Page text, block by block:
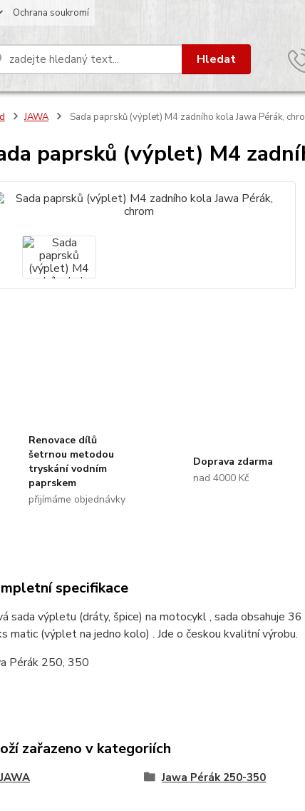
Ochrana soukromí
Hledat
JAWA Sada paprsků (výplet) M4 zadního kola Jawa Pérák,
paprsků (výplet) M4
Renovace dílů
šetrnou metodou
tryskání vodním
paprskem
přijímáme objednávky
Doprava zdarma
nad 4000 Kč
specifikace
sada výpletu (dráty, špice) na motocykl , sada obsahuje
matic (výplet na jedno kolo) . Jde o českou kvalitní výrobu.
Pérák 250, 350
zařazeno v kategoriích
JAWA Jawa Pérák 250-350